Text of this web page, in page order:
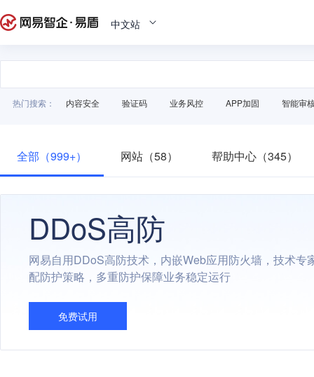
中文站
热门搜索： 内容安全 验证码 业务风控 APP加固 智能审
全部（999+） 网站（58） 帮助中心（345）
DDoS高防
网易自用DDoS高防技术，内嵌Web应用防火墙，技术专
配防护策略，多重防护保障业务稳定运行
免费试用